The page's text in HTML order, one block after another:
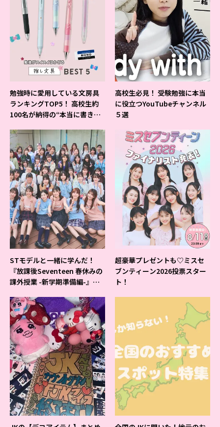
勉強時に愛用している文房具
ランキングTOP5！ 高校生約
100名が納得の“本当に書きや
高校生必見！ 受験勉強に本当
に役立つYouTubeチャンネル
５選
STモデルと一緒に学んだ！
『放課後Seventeen 春休みの
課外授業 -新学期準備編-』イ
超豪華プレゼントも♡ミスセ
ブンティーン2026投票スター
ト！